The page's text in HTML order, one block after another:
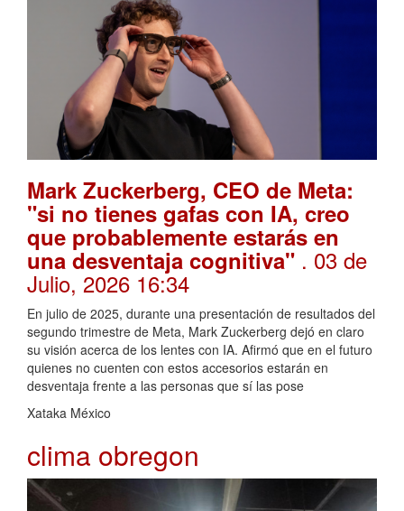
Mark Zuckerberg, CEO de Meta:
"si no tienes gafas con IA, creo
que probablemente estarás en
una desventaja cognitiva" . 03 de
Julio, 2026 16:34
En julio de 2025, durante una presentación de resultados del
segundo trimestre de Meta, Mark Zuckerberg dejó en claro
su visión acerca de los lentes con IA. Afirmó que en el futuro
quienes no cuenten con estos accesorios estarán en
desventaja frente a las personas que sí las pose
Xataka México
clima obregon